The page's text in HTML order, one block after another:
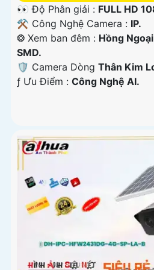
👀 Độ Phân giải : FULL HD
⚒ Công Nghệ Camera : IP.
❂ Xem ban đêm : Hồng
SMD.
🛡 Camera Dòng Thân Kim
️ƒ Ưu Điểm : Công Nghệ AI.